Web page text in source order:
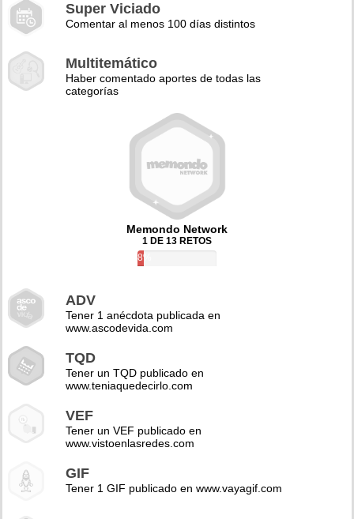
Super Viciado
Comentar al menos 100 días distintos
Multitemático
Haber comentado aportes de todas las
categorías
Memondo Network
1 DE 13 RETOS
8%
ADV
Tener 1 anécdota publicada en
www.ascodevida.com
TQD
Tener un TQD publicado en
www.teniaquedecirlo.com
VEF
Tener un VEF publicado en
www.vistoenlasredes.com
GIF
Tener 1 GIF publicado en www.vayagif.com